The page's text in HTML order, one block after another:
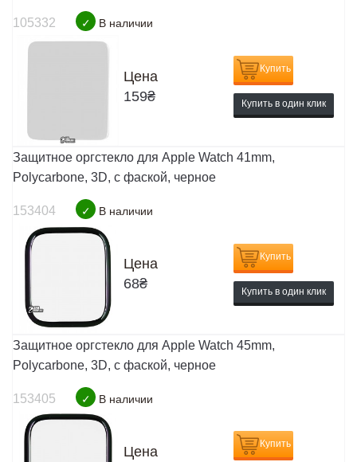
105332 ✓ В наличии
Цена
159₴
Купить
Купить в один клик
Защитное оргстекло для Apple Watch 41mm,
Polycarbone, 3D, с фаской, черное
153404 ✓ В наличии
Цена
68₴
Купить
Купить в один клик
Защитное оргстекло для Apple Watch 45mm,
Polycarbone, 3D, с фаской, черное
153405 ✓ В наличии
Цена
Купить